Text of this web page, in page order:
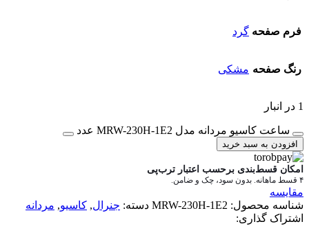
فرم صفحه گرد
رنگ صفحه مشکی
1 در انبار
ساعت کاسیو مردانه مدل MRW-230H-1E2 عدد
افزودن به سبد خرید
امکان قسط‌بندی برحسب اعتبار ترب‌پی
۴ قسط ماهانه. بدون سود، چک و ضامن.
مقایسه
شناسه محصول: MRW-230H-1E2 دسته: جنرال, کاسیو, مردانه
اشتراک گذاری: